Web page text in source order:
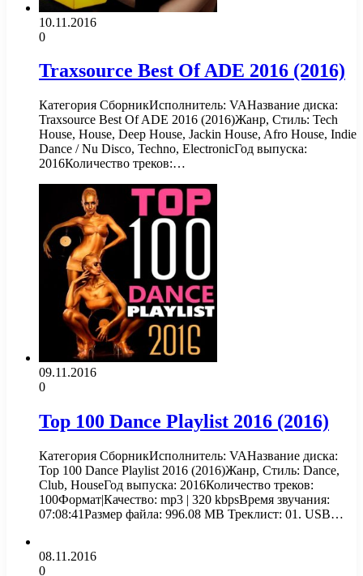
10.11.2016
0
Traxsource Best Of ADE 2016 (2016)
Категория СборникИсполнитель: VAНазвание диска:
Traxsource Best Of ADE 2016 (2016)Жанр, Стиль: Tech
House, House, Deep House, Jackin House, Afro House, Indie
Dance / Nu Disco, Techno, ElectronicГод выпуска:
2016Количество треков:…
09.11.2016
0
Top 100 Dance Playlist 2016 (2016)
Категория СборникИсполнитель: VAНазвание диска:
Top 100 Dance Playlist 2016 (2016)Жанр, Стиль: Dance,
Club, HouseГод выпуска: 2016Количество треков:
100Формат|Качество: mp3 | 320 kbpsВремя звучания:
07:08:41Размер файла: 996.08 MB Треклист: 01. USB…
08.11.2016
0